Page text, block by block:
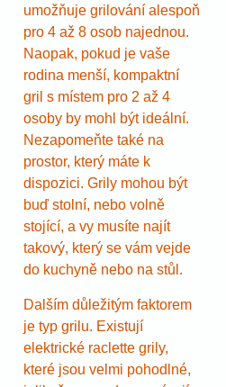
umožňuje grilování alespoň
pro 4 až 8 osob najednou.
Naopak, pokud je vaše
rodina menší, kompaktní
gril s místem pro 2 až 4
osoby by mohl být ideální.
Nezapomeňte také na
prostor, který máte k
dispozici. Grily mohou být
buď stolní, nebo volně
stojící, a vy musíte najít
takový, který se vám vejde
do kuchyně nebo na stůl.
Dalším důležitým faktorem
je typ grilu. Existují
elektrické raclette grily,
které jsou velmi pohodlné,